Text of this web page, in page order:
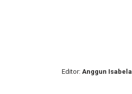
Editor: Anggun Isabela